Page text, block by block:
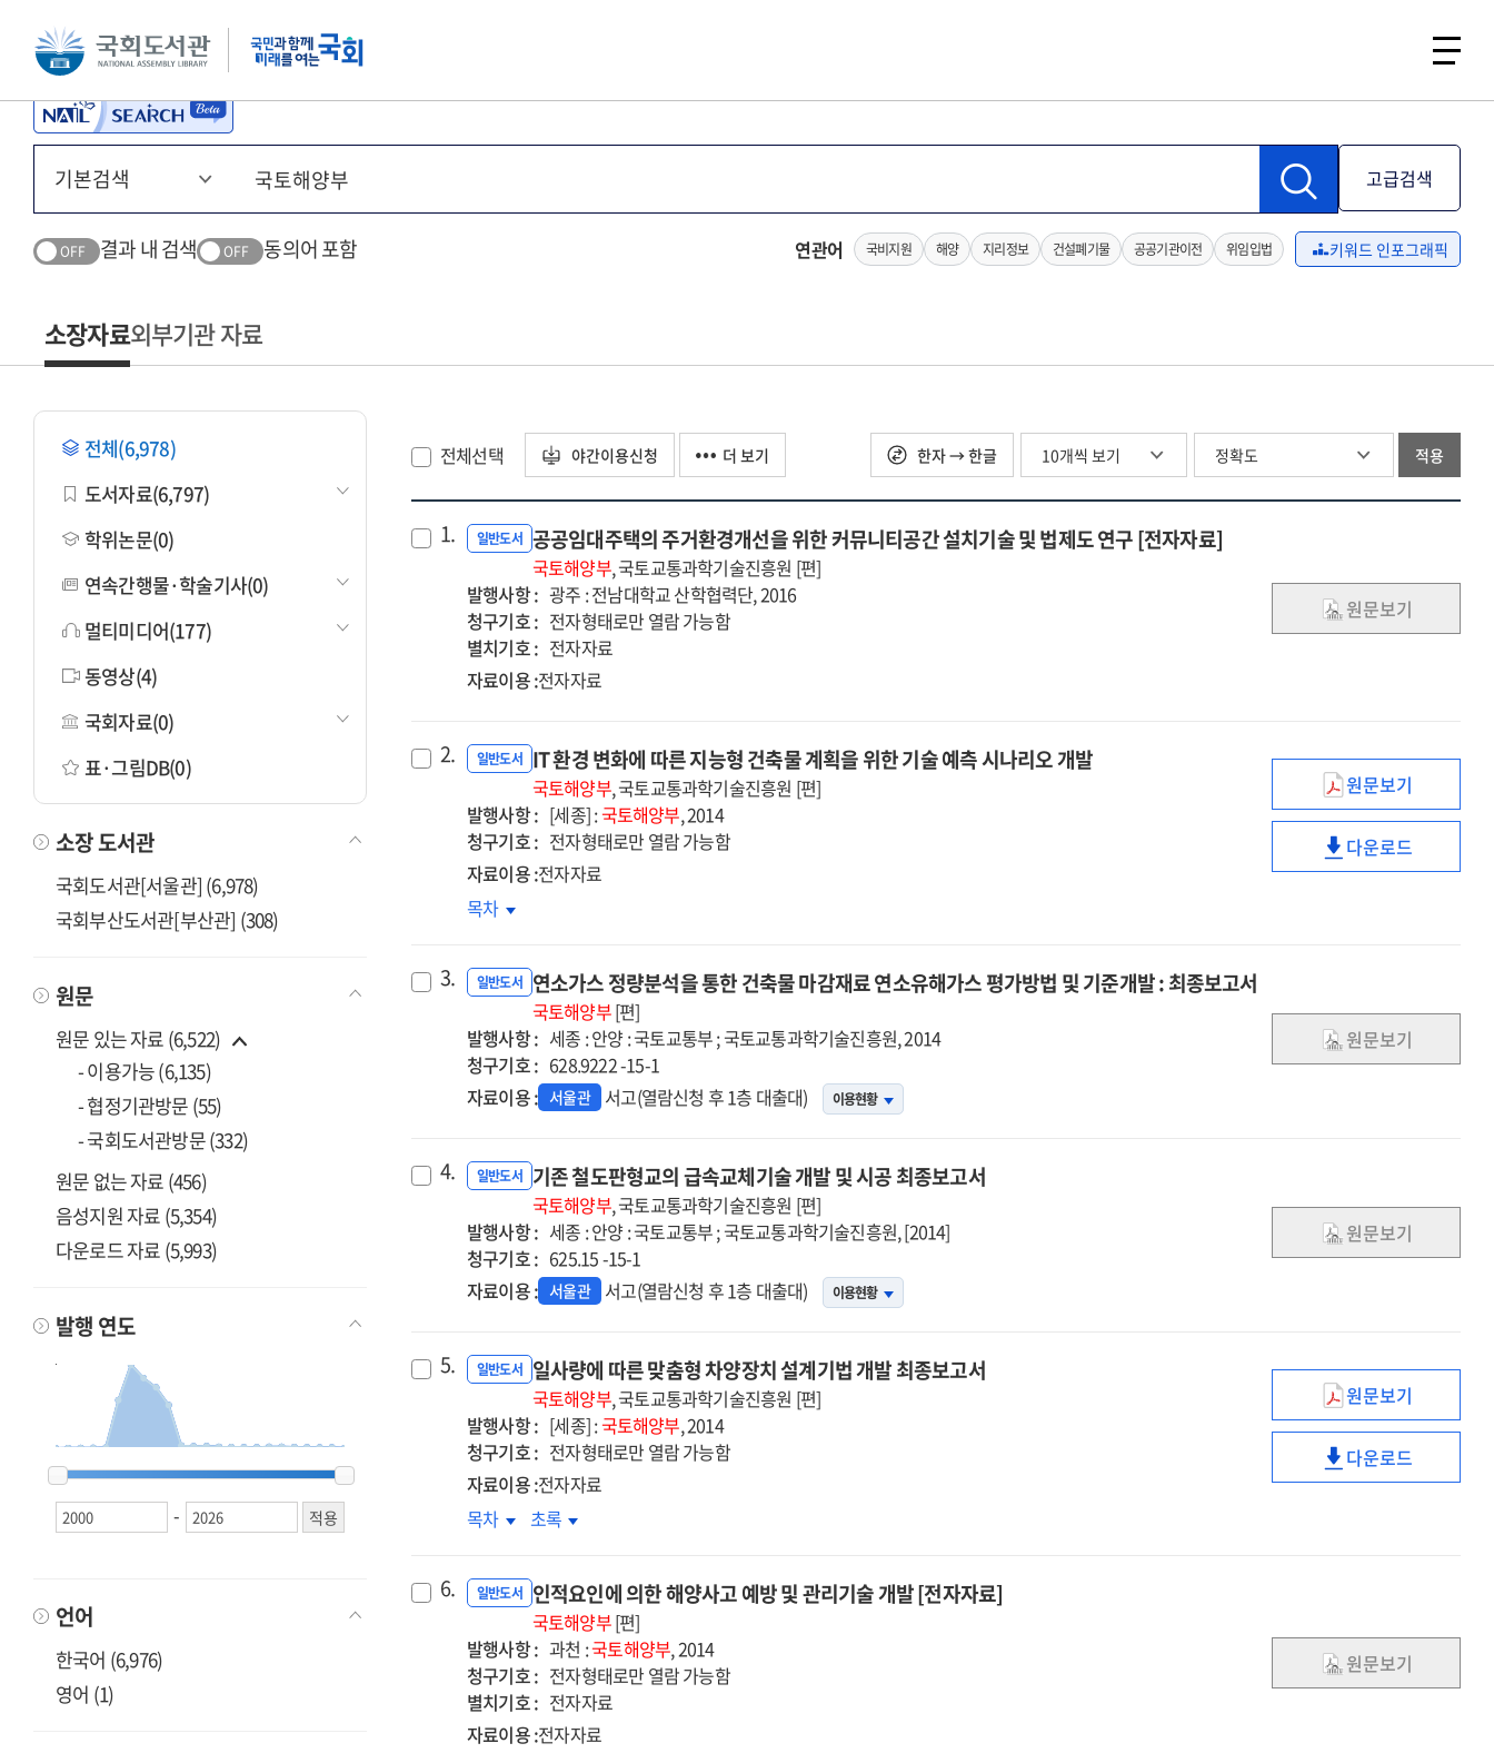
본문 바로가기 주메뉴 바로가기
고급검색
OFF 결과 내 검색 OFF 동의어 포함 연관어 국비지원 해양 지리정보 건설폐기물 공공기관이전 위임입법 키워드 인포그래픽
소장자료외부기관 자료
전체(6,978)
도서자료(6,797)
학위논문(0)
연속간행물·학술기사(0)
멀티미디어(177)
동영상(4)
국회자료(0)
표·그림DB(0)
소장 도서관
국회도서관[서울관] (6,978)
국회부산도서관[부산관] (308)
원문
원문 있는 자료 (6,522)
- 이용가능 (6,135)
- 협정기관방문 (55)
- 국회도서관방문 (332)
원문 없는 자료 (456)
음성지원 자료 (5,354)
다운로드 자료 (5,993)
발행 연도
-
언어
한국어 (6,976)
영어 (1)
전체선택 야간이용신청 더 보기 한자 → 한글 적용
1. 일반도서 공공임대주택의 주거환경개선을 위한 커뮤니티공간 설치기술 및 법제도 연구 [전자자료]
국토해양부, 국토교통과학기술진흥원 [편]
발행사항 : 광주 : 전남대학교 산학협력단, 2016
청구기호 : 전자형태로만 열람 가능함
별치기호 : 전자자료
자료이용 :전자자료
원문보기
2. 일반도서 IT 환경 변화에 따른 지능형 건축물 계획을 위한 기술 예측 시나리오 개발
국토해양부, 국토교통과학기술진흥원 [편]
발행사항 : [세종] :국토해양부, 2014
청구기호 : 전자형태로만 열람 가능함
자료이용 :전자자료
IT
환경
변화에
따른
기술
예측
시나리오
원문보기
IT
계획을
위한
기술
다운로드
IT
따른
건축물
계획을
위한
시나리오
개발
목차
3. 일반도서 연소가스 정량분석을 통한 건축물 마감재료 연소유해가스 평가방법 및 기준개발 : 최종보고서
국토해양부[편]
발행사항 : 세종 : 안양 : 국토교통부 ; 국토교통과학기술진흥원, 2014
청구기호 : 628.9222 -15-1
자료이용 : 서울관 서고(열람신청 후 1층 대출대) 이용현황
원문보기
4. 일반도서 기존 철도판형교의 급속교체기술 개발 및 시공 최종보고서
국토해양부, 국토교통과학기술진흥원 [편]
발행사항 : 세종 : 안양 : 국토교통부 ; 국토교통과학기술진흥원, [2014]
청구기호 : 625.15 -15-1
자료이용 : 서울관 서고(열람신청 후 1층 대출대) 이용현황
원문보기
5. 일반도서 일사량에 따른 맞춤형 차양장치 설계기법 개발 최종보고서
국토해양부, 국토교통과학기술진흥원 [편]
발행사항 : [세종] :국토해양부, 2014
청구기호 : 전자형태로만 열람 가능함
자료이용 :전자자료
일사량에
따른
맞춤형
차양장치
원문보기
일사량에
다운로드
일사량에
차양장치
설계기법
개발
최종보고서
목차
일사량에
차양장치
설계기법
개발
최종보고서
초록
6. 일반도서 인적요인에 의한 해양사고 예방 및 관리기술 개발 [전자자료]
국토해양부[편]
발행사항 : 과천 :국토해양부, 2014
청구기호 : 전자형태로만 열람 가능함
별치기호 : 전자자료
자료이용 :전자자료
원문보기